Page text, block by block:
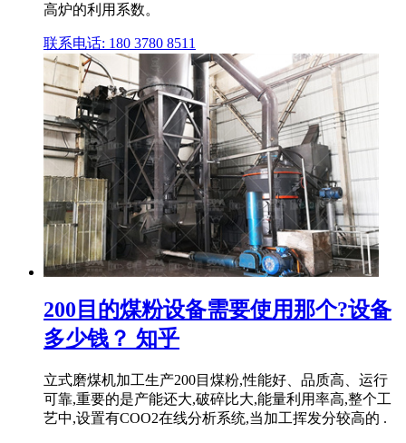
高炉的利用系数。
联系电话: 180 3780 8511
200目的煤粉设备需要使用那个?设备
多少钱？ 知乎
立式磨煤机加工生产200目煤粉,性能好、品质高、运行
可靠,重要的是产能还大,破碎比大,能量利用率高,整个工
艺中,设置有COO2在线分析系统,当加工挥发分较高的 .